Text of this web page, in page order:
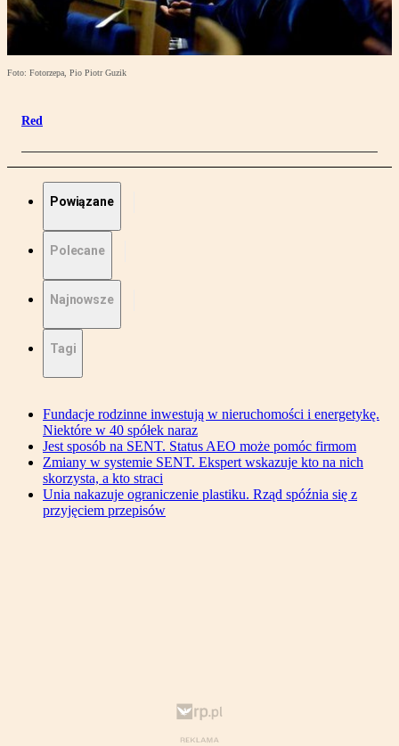
Foto: Fotorzepa, Pio Piotr Guzik
Red
Powiązane
Polecane
Najnowsze
Tagi
Fundacje rodzinne inwestują w nieruchomości i energetykę.
Niektóre w 40 spółek naraz
Jest sposób na SENT. Status AEO może pomóc firmom
Zmiany w systemie SENT. Ekspert wskazuje kto na nich
skorzysta, a kto straci
Unia nakazuje ograniczenie plastiku. Rząd spóźnia się z
przyjęciem przepisów